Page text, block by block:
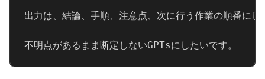
出力は、結論、手順、注意点、次に行う作業の順番にし
不明点があるまま断定しないGPTsにしたいです。